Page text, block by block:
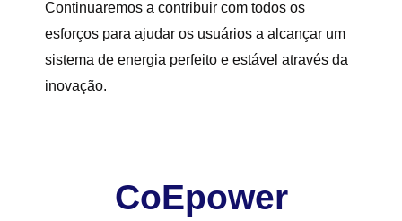
Continuaremos a contribuir com todos os
esforços para ajudar os usuários a alcançar um
sistema de energia perfeito e estável através da
inovação.
CoEpower